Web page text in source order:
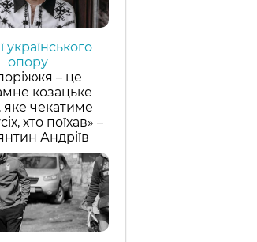
українського
опору
– це
козацьке
яке чекатиме
хто поїхав» –
Андріїв